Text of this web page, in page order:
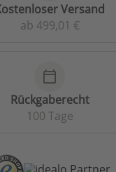
Versand
ab 499,01 €
calendar_today
Rückgaberecht
100 Tage